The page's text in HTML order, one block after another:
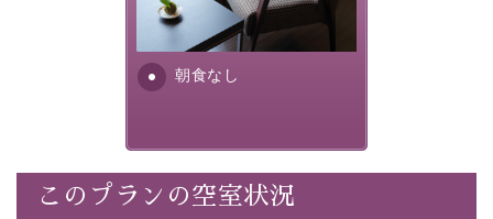
自家源泉「美翠源泉」は酸化の進みが遅く新鮮で若返り
の効果が高い、極めて希有な源泉です。身も心も癒され
るご入浴をお愉しみください。
温泉の成分に合わせ、防菌防カビの特殊素材の畳を使
用。 足元が柔らかく、そして滑りにくい畳のお風呂で
朝食なし
合は朝食付きのプランをお選
びくださいませ。
このプランの空室状況